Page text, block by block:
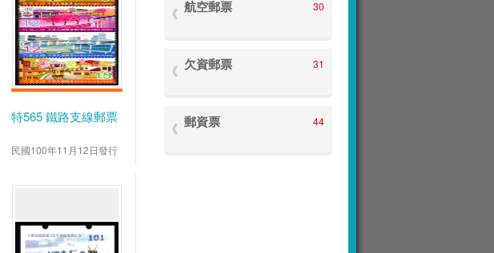
特565 鐵路支線郵票
民國100年11月12日發行
航空郵票 30
欠資郵票 31
郵資票 44